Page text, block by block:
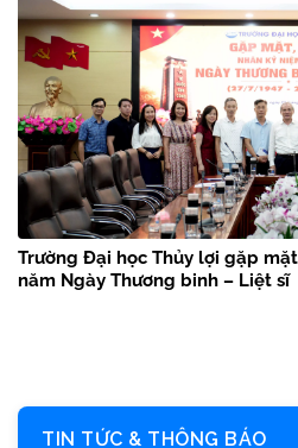
Trường Đại học Thủy lợi gặp
năm Ngày Thương binh – Liệt sĩ
TIN TỨC & THÔNG BÁO